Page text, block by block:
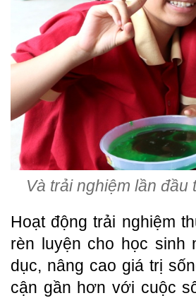
Và trải nghiệm lần
Hoạt động trải nghiệm
rèn luyện cho học sinh
dục, nâng cao giá trị
cận gần hơn với cuộc